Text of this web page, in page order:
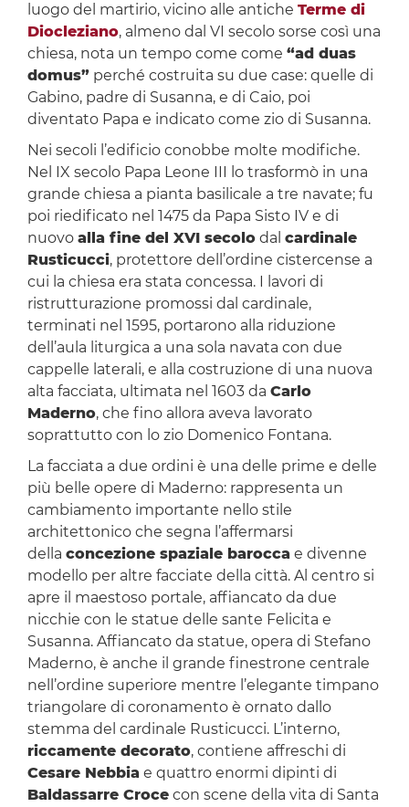
luogo del martirio, vicino alle antiche Terme di
Diocleziano, almeno dal VI secolo sorse così una
chiesa, nota un tempo come come “ad duas
domus”perché costruita su due case: quelle di
Gabino, padre di Susanna, e di Caio, poi
diventato Papa e indicato come zio di Susanna.
Nei secoli l’edificio conobbe molte modifiche.
Nel IX secolo Papa Leone III lo trasformò in una
grande chiesa a pianta basilicale a tre navate; fu
poi riedificato nel 1475 da Papa Sisto IV e di
nuovo alla fine del XVI secolodal cardinale
Rusticucci, protettore dell’ordine cistercense a
cui la chiesa era stata concessa. I lavori di
ristrutturazione promossi dal cardinale,
terminati nel 1595, portarono alla riduzione
dell’aula liturgica a una sola navata con due
cappelle laterali, e alla costruzione di una nuova
alta facciata, ultimata nel 1603 da Carlo
Maderno, che fino allora aveva lavorato
soprattutto con lo zio Domenico Fontana.
La facciata a due ordini è una delle prime e delle
più belle opere di Maderno: rappresenta un
cambiamento importante nello stile
architettonico che segna l’affermarsi
della concezione spaziale barocca e divenne
modello per altre facciate della città. Al centro si
apre il maestoso portale, affiancato da due
nicchie con le statue delle sante Felicita e
Susanna. Affiancato da statue, opera di Stefano
Maderno, è anche il grande finestrone centrale
nell’ordine superiore mentre l’elegante timpano
triangolare di coronamento è ornato dallo
stemma del cardinale Rusticucci. L’interno,
riccamente decorato, contiene affreschi di
Cesare Nebbia e quattro enormi dipinti di
Baldassarre Crocecon scene della vita di Santa